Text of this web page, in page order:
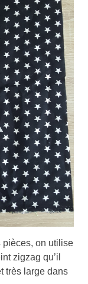
pièces, on utilise
zigzag qu’il
très large dans